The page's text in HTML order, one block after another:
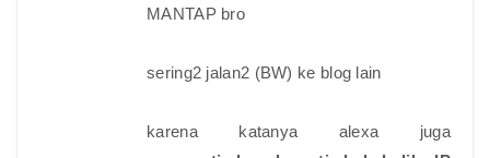
MANTAP bro
sering2 jalan2 (BW) ke blog lain
karena katanya alexa juga